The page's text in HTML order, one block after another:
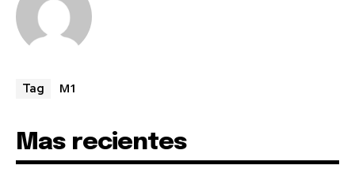
Tag M1
Mas recientes